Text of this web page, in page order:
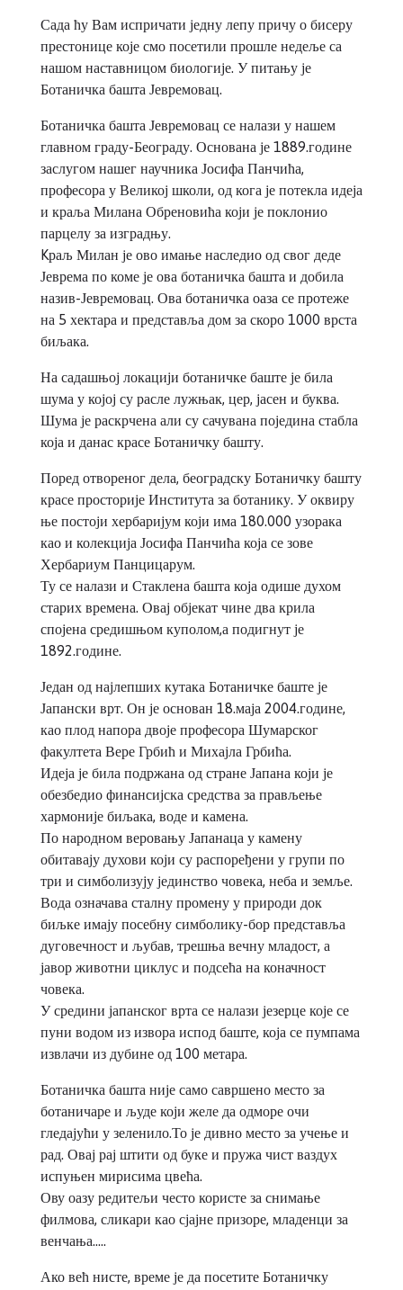
Сада ћу Вам испричати једну лепу причу о бисеру
престонице које смо посетили прошле недеље са
нашом наставницом биологије. У питању је
Ботаничка башта Јевремовац.
Ботаничка башта Јевремовац се налази у нашем
главном граду-Београду. Основана је 1889.године
заслугом нашег научника Јосифа Панчића,
професора у Великој школи, од кога је потекла идеја
и краља Милана Обреновића који је поклонио
парцелу за изградњу.
Kраљ Милан је ово имање наследио од свог деде
Јеврема по коме је ова ботаничка башта и добила
назив-Јевремовац. Ова ботаничка оаза се протеже
на 5 хектара и представља дом за скоро 1000 врста
биљака.
На садашњој локацији ботаничке баште је била
шума у којој су расле лужњак, цер, јасен и буква.
Шума је раскрчена али су сачувана поједина стабла
која и данас красе Ботаничку башту.
Поред отвореног дела, београдску Ботаничку башту
красе просторије Института за ботанику. У оквиру
ње постоји хербаријум који има 180.000 узорака
као и колекција Јосифа Панчића која се зове
Хербариум Панцицарум.
Ту се налази и Стаклена башта која одише духом
старих времена. Овај објекат чине два крила
спојена средишњом куполом,а подигнут је
1892.године.
Један од најлепших кутака Ботаничке баште је
Јапански врт. Он је основан 18.маја 2004.године,
као плод напора двоје професора Шумарског
факултета Вере Грбић и Михајла Грбића.
Идеја је била подржана од стране Јапана који је
обезбедио финансијска средства за прављење
хармоније биљака, воде и камена.
По народном веровању Јапанаца у камену
обитавају духови који су распоређени у групи по
три и симболизују јединство човека, неба и земље.
Вода означава сталну промену у природи док
биљке имају посебну симболику-бор представља
дуговечност и љубав, трешња вечну младост, а
јавор животни циклус и подсећа на коначност
човека.
У средини јапанског врта се налази језерце које се
пуни водом из извора испод баште, која се пумпама
извлачи из дубине од 100 метара.
Ботаничка башта није само савршено место за
ботаничаре и људе који желе да одморе очи
гледајући у зеленило.То је дивно место за учење и
рад. Овај рај штити од буке и пружа чист ваздух
испуњен мирисима цвећа.
Ову оазу редитељи често користе за снимање
филмова, сликари као сјајне призоре, младенци за
венчања…..
Ако већ нисте, време је да посетите Ботаничку